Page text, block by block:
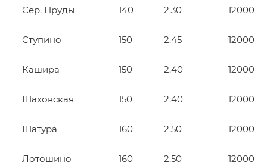
Сер. Пруды 140 2.30 12000
Ступино 150 2.45 12000
Кашира 150 2.40 12000
Шаховская 150 2.40 12000
Шатура 160 2.50 12000
Лотошино 160 2.50 12000